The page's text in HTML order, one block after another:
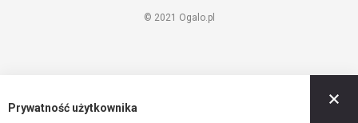
© 2021 Ogalo.pl
Prywatność użytkownika